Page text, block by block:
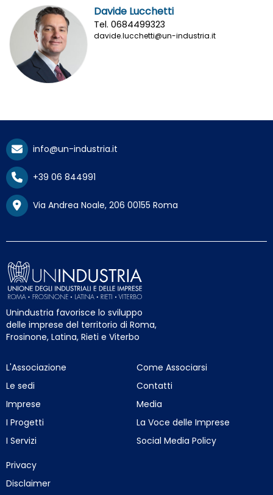
Davide Lucchetti
Tel. 0684499323
davide.lucchetti@un-industria.it
info@un-industria.it
+39 06 844991
Via Andrea Noale, 206 00155 Roma
Unindustria favorisce lo sviluppo
delle imprese del territorio di Roma,
Frosinone, Latina, Rieti e Viterbo
L'Associazione
Le sedi
Imprese
I Progetti
I Servizi
Come Associarsi
Contatti
Media
La Voce delle Imprese
Social Media Policy
Privacy
Disclaimer